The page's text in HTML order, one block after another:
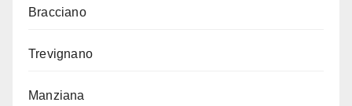
Bracciano
Trevignano
Manziana